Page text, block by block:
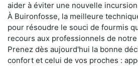
aider à éviter une nouvelle
À Buironfosse, la meilleure
pour résoudre le souci de fourmis
recours aux professionnels de
Prenez dès aujourd'hui la bonne
confort et celui de vos proches :